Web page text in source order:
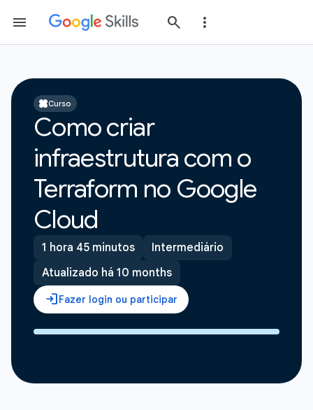
Curso
Como criar
infraestrutura com o
Terraform no Google
Cloud
1 hora 45 minutos
Intermediário
Atualizado há 10 months